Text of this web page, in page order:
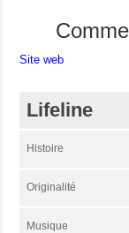
Site web
Lifeline
Histoire
Originalité
Musique